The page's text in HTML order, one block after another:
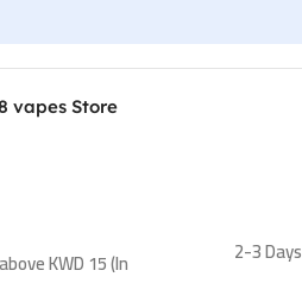
vapes Store
KWD 15 (In
2-3 Days